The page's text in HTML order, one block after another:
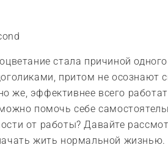
стала причиной
притом не осознают
же, эффективнее всего
помочь себе
от работы? Давайте
жить нормальной жизнью.